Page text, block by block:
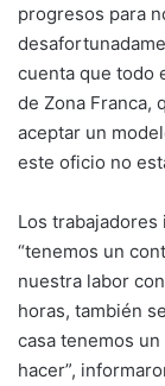
progresos para
cuenta que todo
de Zona Franca,
aceptar un
este oficio no
Los
“tenemos un
nuestra labor
horas, también
casa tenemos
hacer”,